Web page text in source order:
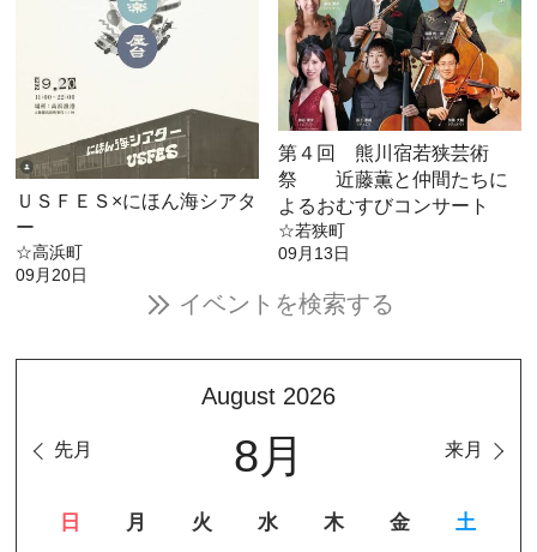
ＵＳＦＥＳ×にほん海シアタ
ー
☆高浜町
09月20日
第４回 熊川宿若狭芸術
祭 近藤薫と仲間たちに
よるおむすびコンサート
☆若狭町
09月13日
イベントを検索する
August 2026
先月 8月 来月
日 月 火 水 木 金
土